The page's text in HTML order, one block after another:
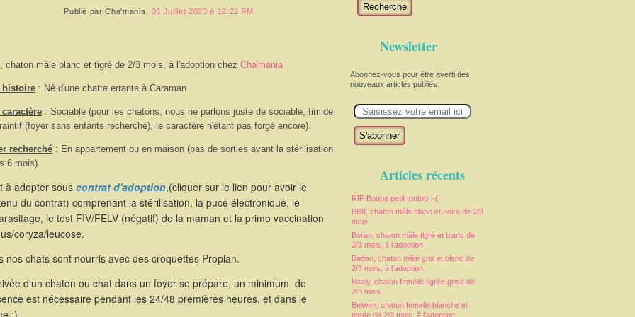
Recherche
Newsletter
Abonnez-vous pour être averti des
nouveaux articles publiés.
m
Articles récents
RIP Bouba petit toutou :-(
BB8, chaton mâle blanc et noire de 2/3
mois
Boran, chaton mâle tigré et blanc de
2/3 mois, à l'adoption
Badan, chaton mâle gris et blanc de
2/3 mois, à l'adoption
Baely, chaton femelle tigrée grise de
2/3 mois
Belwen, chaton femelle blanche et
tigrée de 2/3 mois, à l'adoption
Publié parCha'mania 31 Juillet 2023 à 12:22 PM
chaton mâle blanc et tigré de 2/3 mois, à l'adoption chez Cha'mania
histoire : Né d'une chatte errante à Caraman
: Sociable (pour les chatons, nous ne parlons juste de sociable, timide
(foyer sans enfants recherché), le caractère n'étant pas forgé encore).
recherché : En appartement ou en maison (pas de sorties avant la stérilisation
6 mois)
à adopter sous contrat d'adoption,(cliquer sur le lien pour avoir le
du contrat) comprenant la stérilisation, la puce électronique, le
le test FIV/FELV (négatif) de la maman et la primo vaccination
coryza/leucose.
nos chats sont nourris avec des croquettes Proplan.
d'un chaton ou chat dans un foyer se prépare, un minimum de
est nécessaire pendant les 24/48 premières heures, et dans le
;)